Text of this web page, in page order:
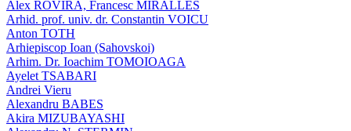
Alex ROVIRA, Francesc MIRALLES
Arhid. prof. univ. dr. Constantin VOICU
Anton TOTH
Arhiepiscop Ioan (Sahovskoi)
Arhim. Dr. Ioachim TOMOIOAGA
Ayelet TSABARI
Andrei Vieru
Alexandru BABES
Akira MIZUBAYASHI